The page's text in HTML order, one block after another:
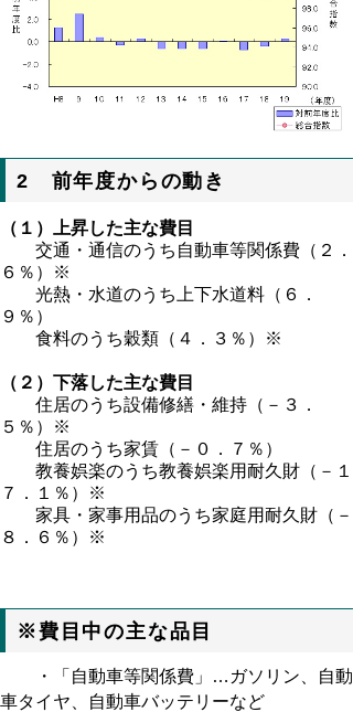
2 前年度からの動き
（１）上昇した主な費目
交通・通信のうち自動車等関係費（２．
６％）※
光熱・水道のうち上下水道料（６．
９％）
食料のうち穀類（４．３％）※
（２）下落した主な費目
住居のうち設備修繕・維持（－３．
５％）※
住居のうち家賃（－０．７％）
教養娯楽のうち教養娯楽用耐久財（－１
７．１％）※
家具・家事用品のうち家庭用耐久財（－
８．６％）※
※費目中の主な品目
・「自動車等関係費」…ガソリン、自動
車タイヤ、自動車バッテリーなど